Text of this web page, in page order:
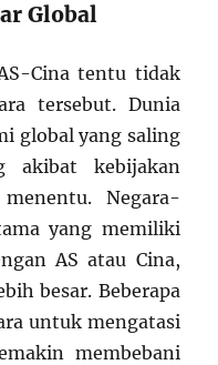
Global
Cina tentu tidak
tersebut. Dunia
global yang saling
akibat kebijakan
Negara-
yang memiliki
AS atau Cina,
besar. Beberapa
untuk mengatasi
membebani